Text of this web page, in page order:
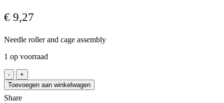
€ 9,27
Needle roller and cage assembly
1 op voorraad
GPZ
64903
aantal
Toevoegen aan winkelwagen
Share